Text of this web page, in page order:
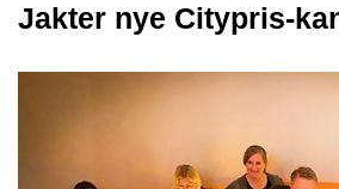
Jakter nye Citypris-